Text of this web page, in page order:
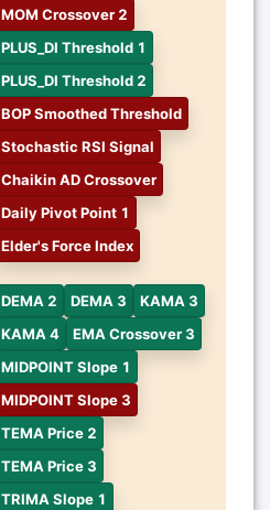
MOM Crossover 2
PLUS_DI Threshold 1
PLUS_DI Threshold 2
BOP Smoothed Threshold
Stochastic RSI Signal
Chaikin AD Crossover
Daily Pivot Point 1
Elder's Force Index
DEMA 2 DEMA 3
KAMA 3
KAMA 4
EMA Crossover 3
MIDPOINT Slope 1
MIDPOINT Slope 3
TEMA Price 2
TEMA Price 3
TRIMA Slope 1